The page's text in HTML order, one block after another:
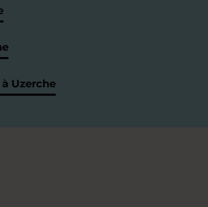
Uzerche